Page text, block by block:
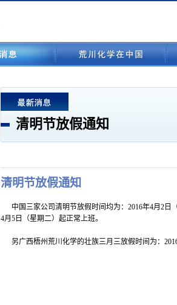
清明节放假通知
清明节放假通知
中国三家公司清明节放假时间均为：2016年4月2日
4月5日（星期二）起正常上班。
另广西梧州荒川化学的壮族三月三放假时间为：